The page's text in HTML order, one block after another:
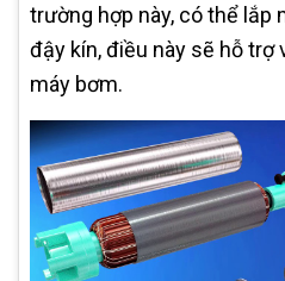
trường hợp này, có thể lắp
đậy kín, điều này sẽ hỗ trợ
máy bơm.